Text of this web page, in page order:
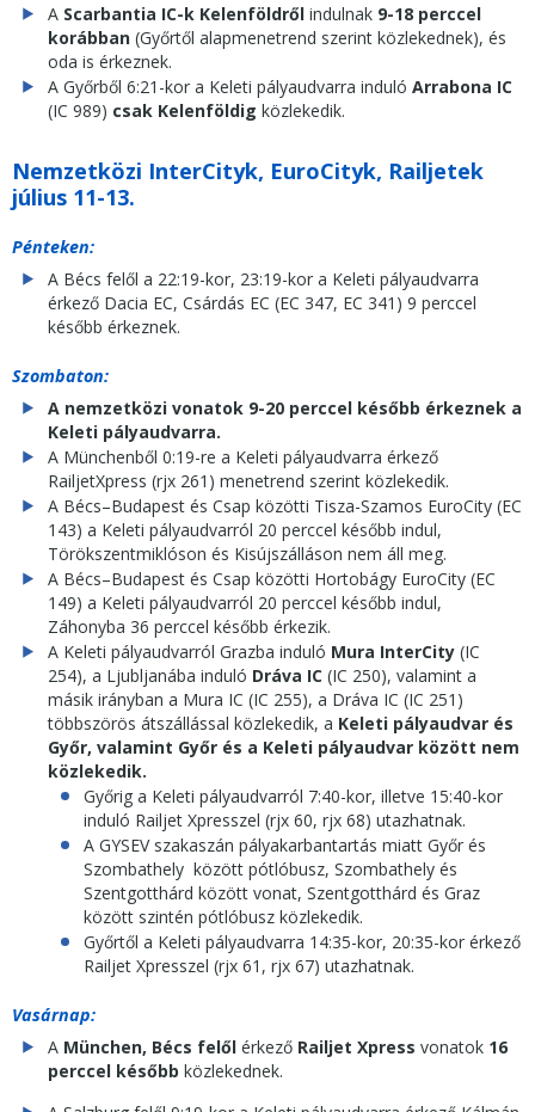
A Scarbantia IC-k Kelenföldről indulnak 9-18 perccel
korábban (Győrtől alapmenetrend szerint közlekednek), és
oda is érkeznek.
A Győrből 6:21-kor a Keleti pályaudvarra induló Arrabona IC
(IC 989) csak Kelenföldig közlekedik.
Nemzetközi InterCityk, EuroCityk, Railjetek
július 11-13.
Pénteken:
A Bécs felől a 22:19-kor, 23:19-kor a Keleti pályaudvarra
érkező Dacia EC, Csárdás EC (EC 347, EC 341) 9 perccel
később érkeznek.
Szombaton:
A nemzetközi vonatok 9-20 perccel később érkeznek a
Keleti pályaudvarra.
A Münchenből 0:19-re a Keleti pályaudvarra érkező
RailjetXpress (rjx 261) menetrend szerint közlekedik.
A Bécs–Budapest és Csap közötti Tisza-Szamos EuroCity (EC
143) a Keleti pályaudvarról 20 perccel később indul,
Törökszentmiklóson és Kisújszálláson nem áll meg.
A Bécs–Budapest és Csap közötti Hortobágy EuroCity (EC
149) a Keleti pályaudvarról 20 perccel később indul,
Záhonyba 36 perccel később érkezik.
A Keleti pályaudvarról Grazba induló Mura InterCity (IC
254), a Ljubljanába induló Dráva IC (IC 250), valamint a
másik irányban a Mura IC (IC 255), a Dráva IC (IC 251)
többszörös átszállással közlekedik, a Keleti pályaudvar és
Győr, valamint Győr és a Keleti pályaudvar között nem
közlekedik.
Győrig a Keleti pályaudvarról 7:40-kor, illetve 15:40-kor
induló Railjet Xpresszel (rjx 60, rjx 68) utazhatnak.
A GYSEV szakaszán pályakarbantartás miatt Győr és
Szombathely között pótlóbusz, Szombathely és
Szentgotthárd között vonat, Szentgotthárd és Graz
között szintén pótlóbusz közlekedik.
Győrtől a Keleti pályaudvarra 14:35-kor, 20:35-kor érkező
Railjet Xpresszel (rjx 61, rjx 67) utazhatnak.
Vasárnap:
A München, Bécs felől érkező Railjet Xpress vonatok 16
perccel később közlekednek.